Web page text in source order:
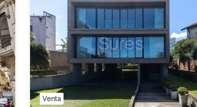
Venta